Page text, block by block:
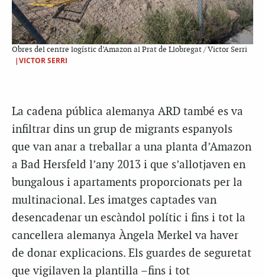
Obres del centre logístic d’Amazon al Prat de Llobregat / Victor Serri
|VICTOR SERRI
La cadena pública alemanya ARD també es va
infiltrar dins un grup de migrants espanyols
que van anar a treballar a una planta d’Amazon
a Bad Hersfeld l’any 2013 i que s’allotjaven en
bungalous i apartaments proporcionats per la
multinacional. Les imatges captades van
desencadenar un escàndol polític i fins i tot la
cancellera alemanya Àngela Merkel va haver
de donar explicacions. Els guardes de seguretat
que vigilaven la plantilla –fins i tot